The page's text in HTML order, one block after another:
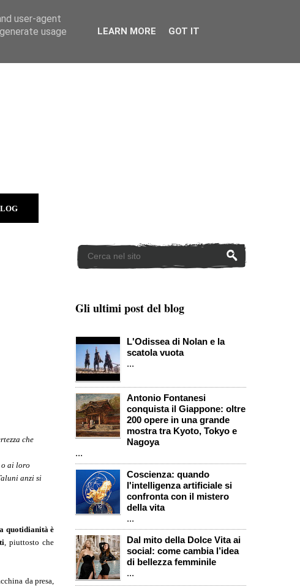
che
o ai loro
anzi si
quotidianità è
, piuttosto che
da presa,
Gli ultimi post del blog
L'Odissea di Nolan e la
scatola vuota
...
Antonio Fontanesi
conquista il Giappone: oltre
200 opere in una grande
mostra tra Kyoto, Tokyo e
Nagoya
...
Coscienza: quando
l'intelligenza artificiale si
confronta con il mistero
della vita
...
Dal mito della Dolce Vita ai
social: come cambia l’idea
di bellezza femminile
...
user-agent
usage
LEARN MORE GOT IT